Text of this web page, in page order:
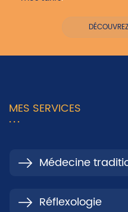
MES SERVICES
Médecine
Réflexologie